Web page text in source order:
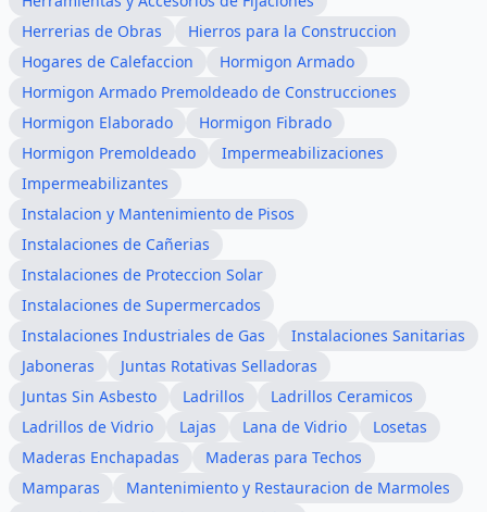
Herrerias de Obras
Hierros para la Construccion
Hogares de Calefaccion
Hormigon Armado
Hormigon Armado Premoldeado de Construcciones
Hormigon Elaborado
Hormigon Fibrado
Hormigon Premoldeado
Impermeabilizaciones
Impermeabilizantes
Instalacion y Mantenimiento de Pisos
Instalaciones de Cañerias
Instalaciones de Proteccion Solar
Instalaciones de Supermercados
Instalaciones Industriales de Gas
Instalaciones Sanitarias
Jaboneras
Juntas Rotativas Selladoras
Juntas Sin Asbesto
Ladrillos
Ladrillos Ceramicos
Ladrillos de Vidrio
Lajas Lana de Vidrio
Losetas
Maderas Enchapadas
Maderas para Techos
Mamparas
Mantenimiento y Restauracion de Marmoles